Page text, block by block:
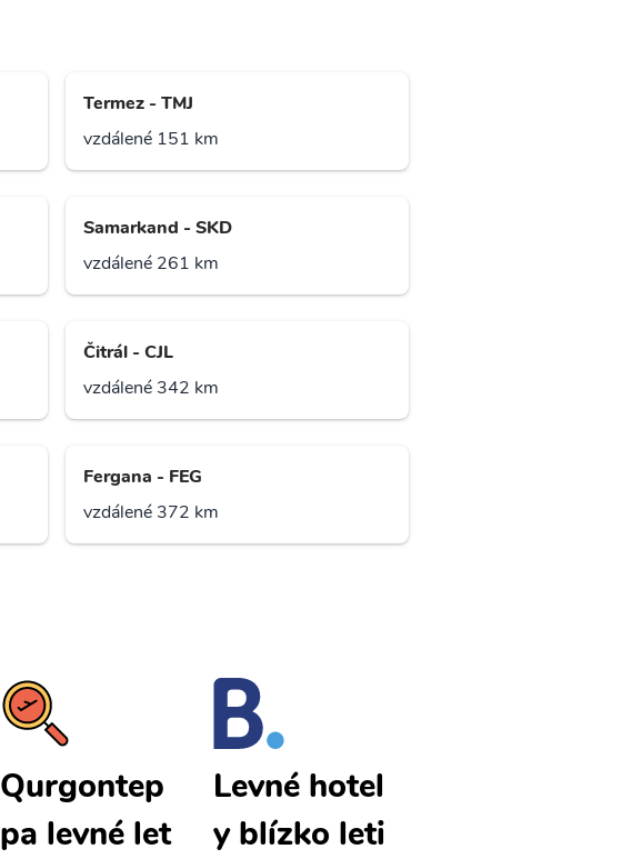
Termez - TMJ
vzdálené 151 km
Samarkand - SKD
vzdálené 261 km
Čitrál - CJL
vzdálené 342 km
Fergana - FEG
vzdálené 372 km
Qurgontep
pa levné let
Levné hotel
y blízko leti